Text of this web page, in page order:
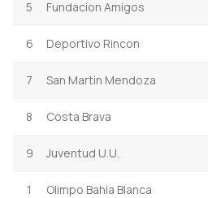
5 Fundacion Amigos
6 Deportivo Rincon
7 San Martin Mendoza
8 Costa Brava
9 Juventud U.U.
1 Olimpo Bahia Blanca